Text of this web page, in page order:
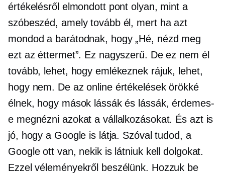
értékelésről elmondott pont olyan, mint a
szóbeszéd, amely tovább él, mert ha azt
mondod a barátodnak, hogy „Hé, nézd meg
ezt az éttermet”. Ez nagyszerű. De ez nem él
tovább, lehet, hogy emlékeznek rájuk, lehet,
hogy nem. De az online értékelések örökké
élnek, hogy mások lássák és lássák, érdemes-
e megnézni azokat a vállalkozásokat. És azt is
jó, hogy a Google is látja. Szóval tudod, a
Google ott van, nekik is látniuk kell dolgokat.
Ezzel véleményekről beszélünk. Hozzuk be